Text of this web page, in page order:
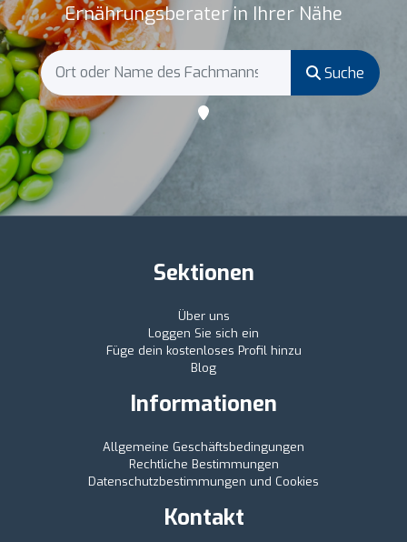
Ernährungsberater in Ihrer Nähe
Suche
Sektionen
Über uns
Loggen Sie sich ein
Füge dein kostenloses Profil hinzu
Blog
Informationen
Allgemeine Geschäftsbedingungen
Rechtliche Bestimmungen
Datenschutzbestimmungen und Cookies
Kontakt